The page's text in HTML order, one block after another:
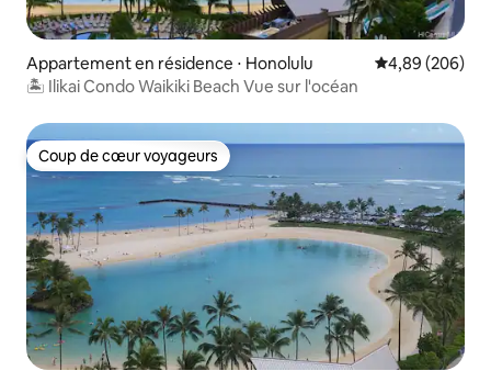
Appartement en résidence ⋅ Honolulu Évaluation
4,89 (206)
🏝 Ilikai Condo Waikiki Beach Vue sur l'océan
Coup de cœur voyageurs
Coup de cœur voyageurs